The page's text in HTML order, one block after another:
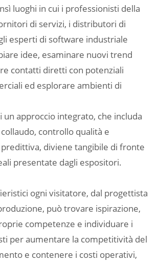
luoghi in cui i professionisti della
di servizi, i distributori di
esperti di software industriale
idee, esaminare nuovi trend
contatti diretti con potenziali
ed esplorare ambienti di
un approccio integrato, che includa
controllo qualità e
diviene tangibile di fronte
presentate dagli espositori.
ogni visitatore, dal progettista
può trovare ispirazione,
competenze e individuare i
per aumentare la competitività del
e contenere i costi operativi,